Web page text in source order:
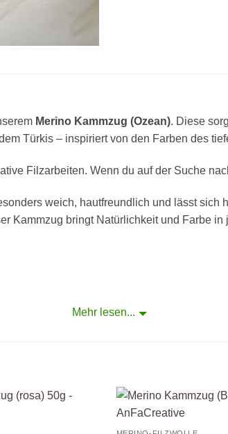
Merino Kammzug (Ozean). Diese
Türkis – inspiriert von den Farben des
Filzarbeiten. Wenn du auf der Suche
weich, hautfreundlich und lässt sich
Kammzug bringt Natürlichkeit und Farbe in
Mehr lesen...